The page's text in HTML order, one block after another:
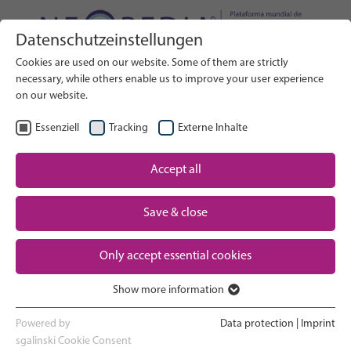
BUSCAR
ES Seleccionar idioma
Un vistazo a los cuidados neonatales
El embarazo y el parto
La experiencia en la UCIN
Volver a casa y ver crecer a tu bebé
Apoyo a los padres
Buscar en el sitio web
Inicio
Partner
Contact
Datenschutzeinstellungen
Cookies are used on our website. Some of them are strictly
necessary, while others enable us to improve your user experience
on our website.
Essenziell Tracking Externe Inhalte
Accept all
Save & close
Only accept essential cookies
Essenzielle Cookies werden für grundlegende Funktionen der
Webseite benötigt. Dadurch ist gewährleistet, dass die Webseite
Show more information
Powered by
sgalinski Cookie Consent
Data protection Imprint